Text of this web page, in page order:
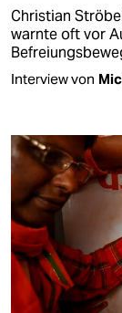
Christian
warnte oft vor
Interview von